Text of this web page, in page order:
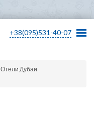
+38(095)531-40-07
Отели Дубаи